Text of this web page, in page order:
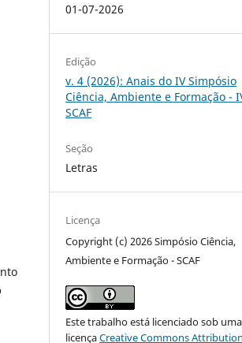
01-07-2026
Edição
v. 4 (2026): Anais do IV Simpósio
Ciência, Ambiente e Formação -
SCAF
Seção
Letras
Licença
Copyright (c) 2026 Simpósio Ciência,
Ambiente e Formação - SCAF
Este trabalho está licenciado sob uma
licençaCreative Commons